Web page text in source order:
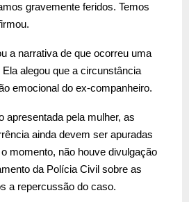
gravemente feridos. Temos
a narrativa de que ocorreu uma
alegou que a circunstância
emocional do ex-companheiro.
apresentada pela mulher, as
ainda devem ser apuradas
momento, não houve divulgação
da Polícia Civil sobre as
a repercussão do caso.